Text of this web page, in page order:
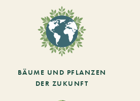
BÄUME UND PFLANZEN
DER ZUKUNFT